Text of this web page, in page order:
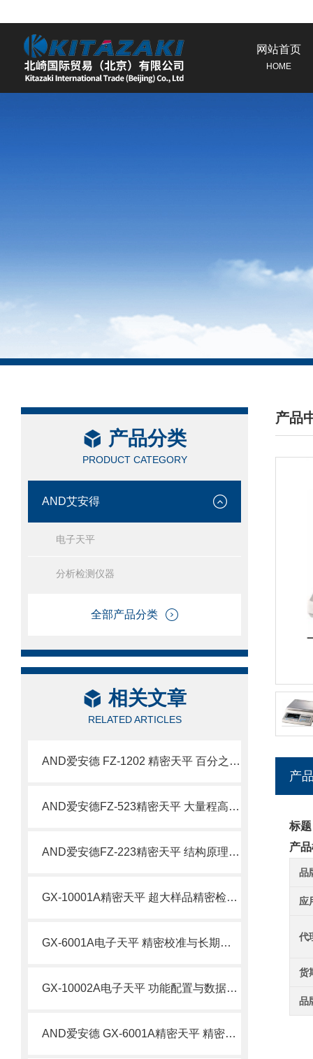
网站首页
HOME
产品分类
PRODUCT CATEGORY
AND艾安得
电子天平
分析检测仪器
全部产品分类
相关文章
RELATED ARTICLES
AND爱安德 FZ-1202 精密天平 百分之一克大量程称量设备
AND爱安德FZ-523精密天平 大量程高精度称量设备特点
AND爱安德FZ-223精密天平 结构原理与技术特性
GX-10001A精密天平 超大样品精密检测场景应用详解
GX-6001A电子天平 精密校准与长期精度维护技术
GX-10002A电子天平 功能配置与数据精准控制技术
AND爱安德 GX-6001A精密天平 精密科研与品质质检场景应用技术
产品
/
产
标
产
品
应
代
货
品